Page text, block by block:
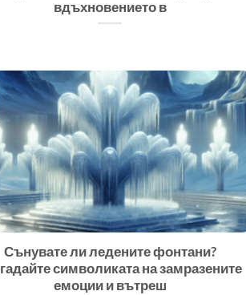
вдъхновението в
Сънувате ли ледените фонтани?
символиката на замразените
емоции и вътреш